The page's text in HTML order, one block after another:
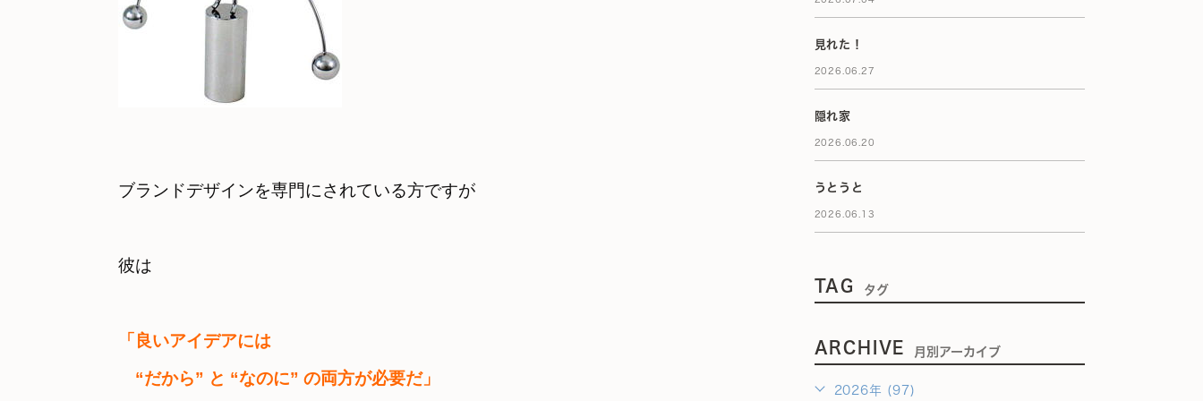
ブランドデザインを専門にされている方ですが
彼は
「良いアイデアには
“だから” と “なのに” の両方が必要だ」
見れた！
2026.06.27
隠れ家
2026.06.20
うとうと
2026.06.13
TAG タグ
ARCHIVE 月別アーカイブ
2026年 (97)